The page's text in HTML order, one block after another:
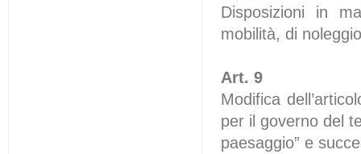
Disposizioni in
mobilità, di
Art. 9
Modifica
per il governo del
paesaggio” e